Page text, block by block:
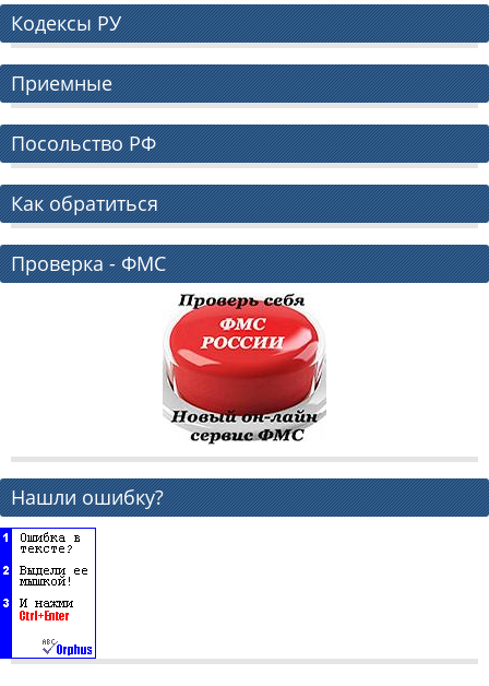
Кодексы РУ
Приемные
Посольство РФ
Как обратиться
Проверка - ФМС
Нашли ошибку?